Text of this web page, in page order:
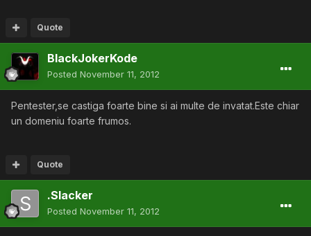
Quote
BlackJokerKode
Posted November 11, 2012
Pentester,se castiga foarte bine si ai multe de invatat.Este chiar
un domeniu foarte frumos.
Quote
.Slacker
Posted November 11, 2012